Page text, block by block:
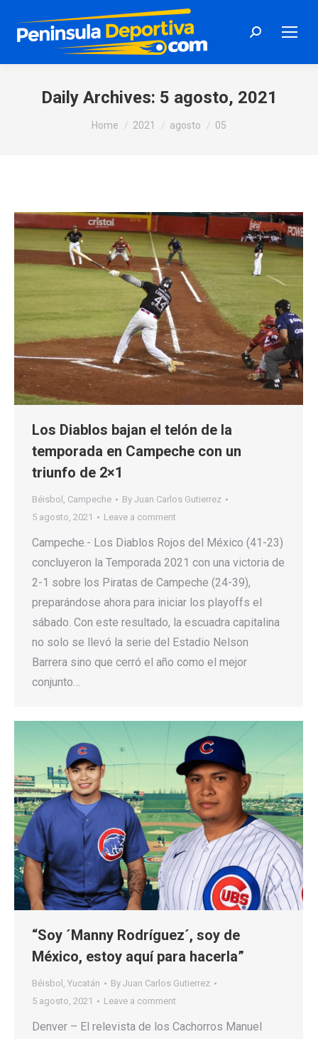
Search:
Daily Archives: 5 agosto, 2021
You are here:
Home 2021 agosto 05
Los Diablos bajan el telón de la
temporada en Campeche con un
triunfo de 2×1
Béisbol , Campeche By Juan Carlos Gutierrez
5 agosto, 2021
Leave a comment
Campeche.- Los Diablos Rojos del México (41-23)
concluyeron la Temporada 2021 con una victoria de
2-1 sobre los Piratas de Campeche (24-39),
preparándose ahora para iniciar los playoffs el
sábado. Con este resultado, la escuadra capitalina
no solo se llevó la serie del Estadio Nelson
Barrera sino que cerró el año como el mejor
conjunto…
“Soy ´Manny Rodríguez´, soy de
México, estoy aquí para hacerla”
Béisbol , Yucatán By Juan Carlos Gutierrez
5 agosto, 2021
Leave a comment
Denver – El relevista de los Cachorros Manuel